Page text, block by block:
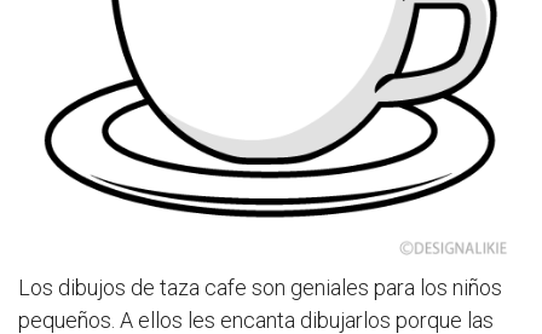
Los dibujos de taza cafe son geniales para los niños
pequeños. A ellos les encanta dibujarlos porque las